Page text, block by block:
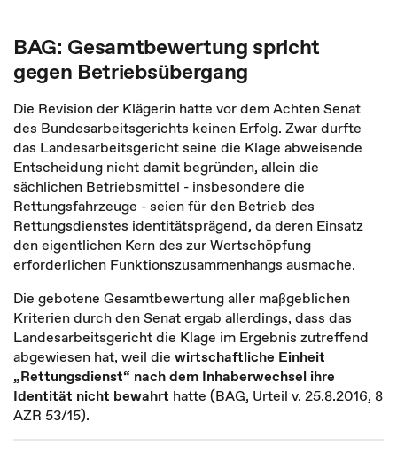
BAG: Gesamtbewertung spricht
gegen Betriebsübergang
Die Revision der Klägerin hatte vor dem Achten Senat
des Bundesarbeitsgerichts keinen Erfolg. Zwar durfte
das Landesarbeitsgericht seine die Klage abweisende
Entscheidung nicht damit begründen, allein die
sächlichen Betriebsmittel - insbesondere die
Rettungsfahrzeuge - seien für den Betrieb des
Rettungsdienstes identitätsprägend, da deren Einsatz
den eigentlichen Kern des zur Wertschöpfung
erforderlichen Funktionszusammenhangs ausmache.
Die gebotene Gesamtbewertung aller maßgeblichen
Kriterien durch den Senat ergab allerdings, dass das
Landesarbeitsgericht die Klage im Ergebnis zutreffend
abgewiesen hat, weil die wirtschaftliche Einheit
„Rettungsdienst“ nach dem Inhaberwechsel ihre
Identität nicht bewahrt hatte (BAG, Urteil v. 25.8.2016, 8
AZR 53/15).